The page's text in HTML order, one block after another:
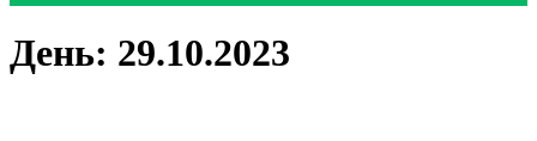
День: 29.10.2023